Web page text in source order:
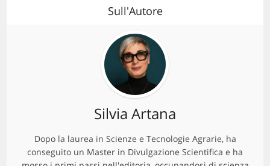
Sull'Autore
Silvia Artana
Dopo la laurea in Scienze e Tecnologie Agrarie, ha
conseguito un Master in Divulgazione Scientifica e ha